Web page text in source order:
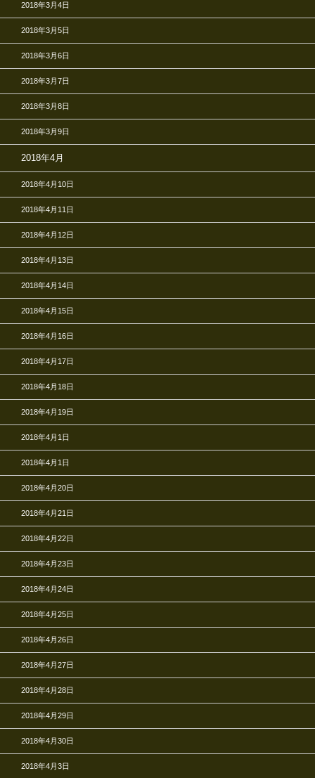
2018年3月4日
2018年3月5日
2018年3月6日
2018年3月7日
2018年3月8日
2018年3月9日
2018年4月
2018年4月10日
2018年4月11日
2018年4月12日
2018年4月13日
2018年4月14日
2018年4月15日
2018年4月16日
2018年4月17日
2018年4月18日
2018年4月19日
2018年4月1日
2018年4月1日
2018年4月20日
2018年4月21日
2018年4月22日
2018年4月23日
2018年4月24日
2018年4月25日
2018年4月26日
2018年4月27日
2018年4月28日
2018年4月29日
2018年4月30日
2018年4月3日